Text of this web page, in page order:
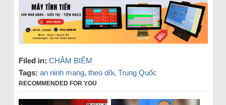
Filed in: CHÂM BIẾM
Tags: an ninh mạng, theo dõi, Trung Quốc
RECOMMENDED FOR YOU